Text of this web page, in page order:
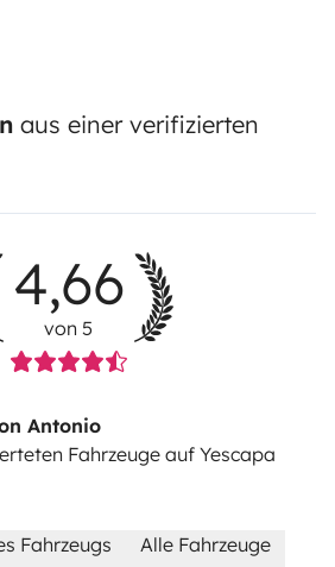
aus einer verifizierten
4,66
von 5
Antonio
Fahrzeuge auf Yescapa
Fahrzeugs Alle Fahrzeuge